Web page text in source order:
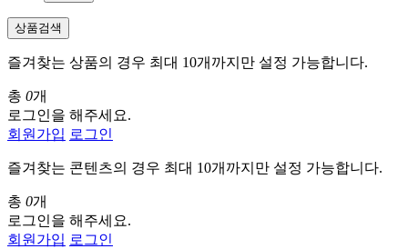
상품검색
즐겨찾는 상품의 경우 최대 10개까지만 설정 가능합니다.
총 0개
로그인을 해주세요.
회원가입 로그인
즐겨찾는 콘텐츠의 경우 최대 10개까지만 설정 가능합니다.
총 0개
로그인을 해주세요.
회원가입 로그인